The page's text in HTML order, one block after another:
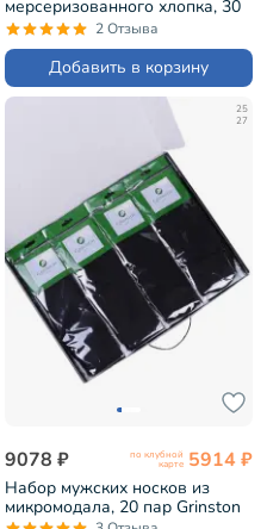
мерсеризованного хлопка, 30
пар Grinston черные (PG-
15D3-30)
2 Отзыва
Добавить в корзину
25
27
9078 ₽ по клубной
карте 5914 ₽
Набор мужских носков из
микромодала, 20 пар Grinston